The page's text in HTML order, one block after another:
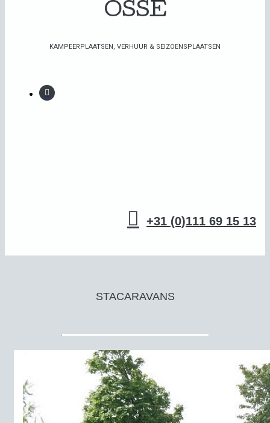
OSSE
KAMPEERPLAATSEN, VERHUUR & SEIZOENSPLAATSEN
 +31 (0)111 69 15 13
STACARAVANS